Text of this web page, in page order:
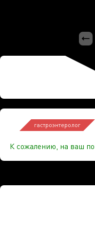
гастроэнтеролог
К сожалению, на ваш